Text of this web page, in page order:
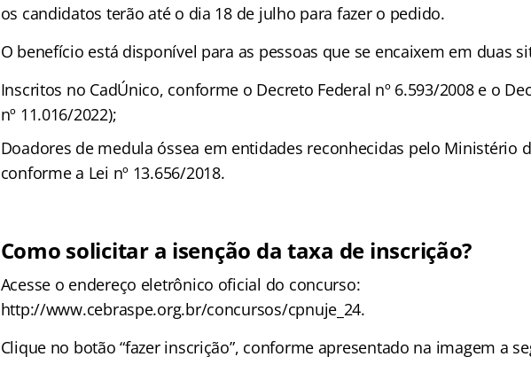
os candidatos terão até o dia 18 de julho para fazer o pedido.
O benefício está disponível para as pessoas que se encaixem em duas
Inscritos no CadÚnico, conforme o Decreto Federal nº 6.593/2008 e o
nº 11.016/2022);
Doadores de medula óssea em entidades reconhecidas pelo Ministério
conforme a Lei nº 13.656/2018.
Como solicitar a isenção da taxa de inscrição?
Acesse o endereço eletrônico oficial do concurso:
http://www.cebraspe.org.br/concursos/cpnuje_24.
Clique no botão “fazer inscrição”, conforme apresentado na imagem a